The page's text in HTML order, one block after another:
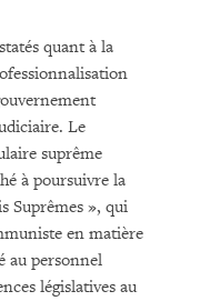
quant à la
Le
suprême
à poursuivre la
Suprêmes », qui
en matière
au personnel
législatives au